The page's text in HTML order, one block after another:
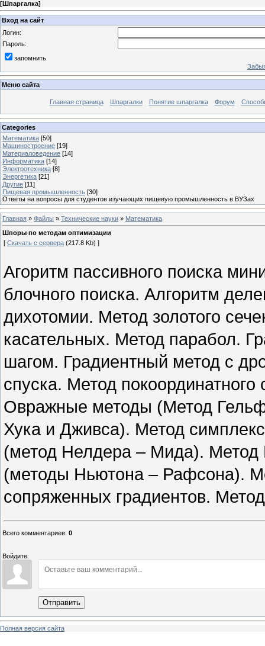
[Шпаргалка]
Вход на сайт
Логин:
Пароль:
запомнить
Меню сайта
Главная страница Шпаргалки Понятие шпаргалка Форум
Categories
Математика [50]
Машиностроение [19]
Материаловедение [14]
Информатика [14]
Электротехника [8]
Энергетика [21]
Другие [11]
Пищевая промышленность [30]
Ответы на вопросы для студентов изучающих пищевую промышленность в ВУЗах
Главная » Файлы » Технические науки » Математика
Шпоры по методам оптимизации
[ Скачать с сервера (217.8 Kb) ]
Агоритм пассивного поиска
блочного поиска. Алгоритм
дихотомии. Метод золотого
касательных. Метод парабол.
шагом. Градиентный метод с
спуска. Метод
Овражные методы (Метод
Хука и Дживса). Метод
(метод Нелдера – Мида). Метод
(методы Ньютона – Рафсона).
сопряженных градиентов.
Всего комментариев: 0
Войдите:
Отправить
Полная версия сайта